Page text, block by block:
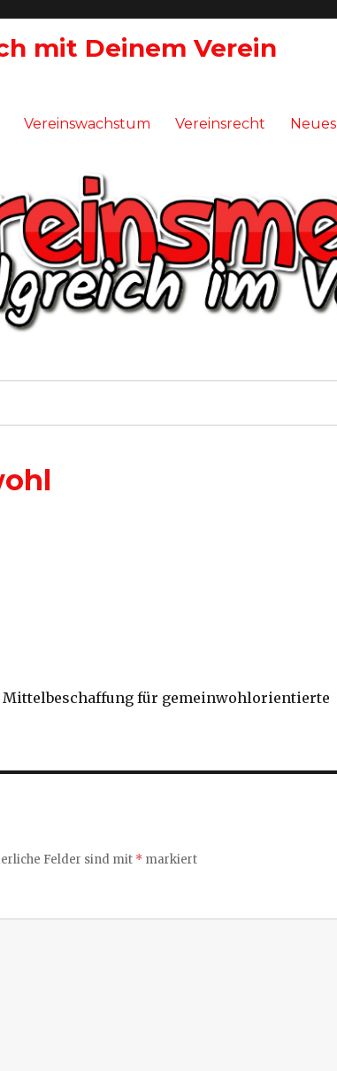
mit Deinem Verein
Vereinswachstum Vereinsrecht Neues
für gemeinwohlorientierte
Felder sind mit * markiert